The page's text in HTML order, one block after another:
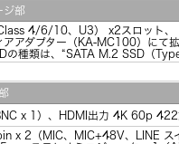
ジ部
4/6/10、U3） x2スロット、
アアダプター（KA-MC100）にて
の種類は、“SATA M.2 SSD（
x 1）、HDMI出力 4K 60p 422
x 2（MIC、MIC+48V、LINE ス